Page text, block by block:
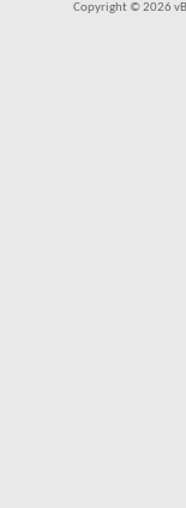
Copyright © 2026